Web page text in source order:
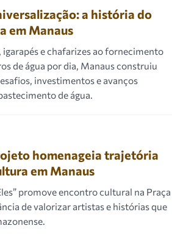
a história do
em Manaus
igarapés e chafarizes ao fornecimento
de água por dia, Manaus construiu
investimentos e avanços
de água.
homenageia trajetória
em Manaus
promove encontro cultural na Praça
de valorizar artistas e histórias que